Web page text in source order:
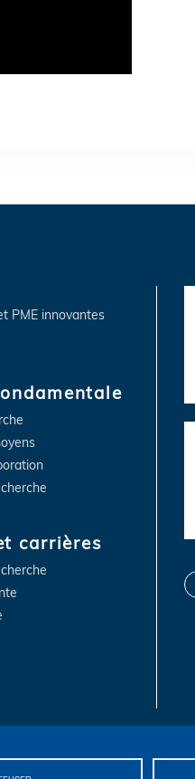
PME innovantes
carrières